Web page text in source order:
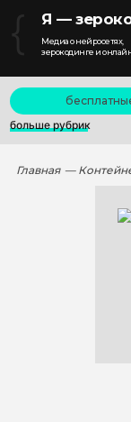
{ Я —
Медиа о нейросетях,
зерокодинге и
больше рубрик
Главная —